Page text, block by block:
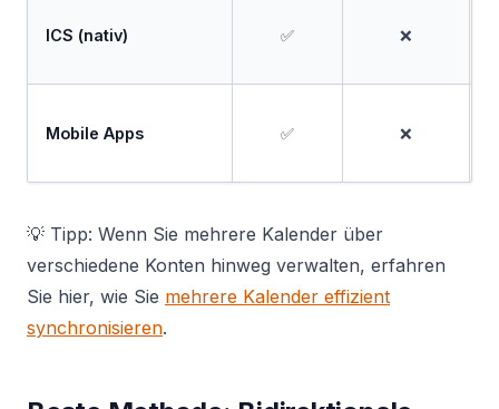
ICS (nativ) ✅ ❌
Mobile Apps ✅ ❌
💡 Tipp: Wenn Sie mehrere Kalender über
verschiedene Konten hinweg verwalten, erfahren
Sie hier, wie Sie mehrere Kalender effizient
synchronisieren.